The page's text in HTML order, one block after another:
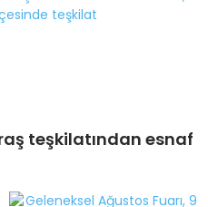
teşkilatından esnaf